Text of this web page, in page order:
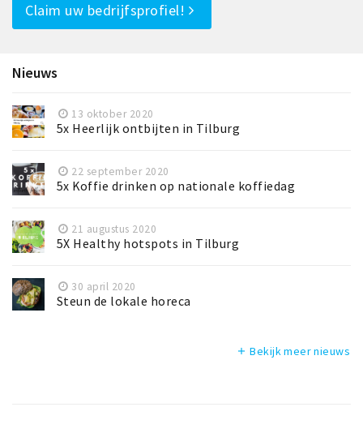
Claim uw bedrijfsprofiel!
Nieuws
13 oktober 2020
5x Heerlijk ontbijten in Tilburg
22 september 2020
5x Koffie drinken op nationale koffiedag
21 augustus 2020
5X Healthy hotspots in Tilburg
30 april 2020
Steun de lokale horeca
add Bekijk meer nieuws